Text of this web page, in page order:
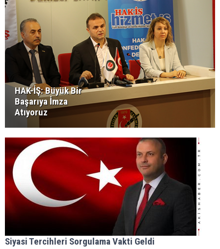
HAK-İŞ: Büyük Bir
Başarıya İmza
Atıyoruz
Siyasi Tercihleri Sorgulama Vakti Geldi